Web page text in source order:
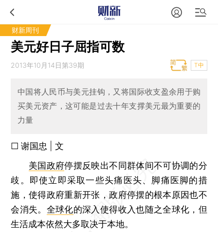
财新周刊
美元好日子屈指可数
2013年10月14日第39期 T中
中国将人民币与美元挂钩，又将国际收支盈余用于购
买美元资产，这可能是过去十年支撑美元最为重要的
力量
□ 谢国忠 | 文
美国政府停摆反映出不同群体间不可协调的分
歧。即使立即采取一些头痛医头、脚痛医脚的措
施，使得政府重新开张，政府停摆的根本原因也不
会消失。 全球化的深入使得收入也随之全球化，但
生活成本依然大多取决于本地。